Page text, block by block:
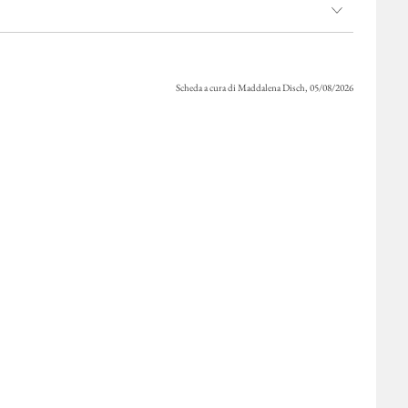
Scheda a cura di Maddalena Disch, 05/08/2026